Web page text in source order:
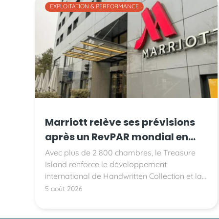
EXPLOITATION & PERFORMANCE
Marriott relève ses prévisions
après un RevPAR mondial en
hausse de 3,4 %
Avec plus de 2 800 chambres, le Treasure
Island renforce le développement
international de Handwritten Collection et la
présence d'Accor sur le marché américain.
5 août 2026